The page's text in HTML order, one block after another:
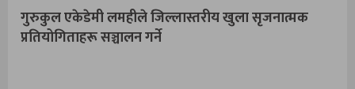
गुरुकुल एकेडेमी लमहीले जिल्लास्तरीय खुला सृजनात्मक
प्रतियोगिताहरू सञ्चालन गर्ने